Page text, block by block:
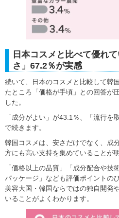
日本コスメと比べて優れ
さ」67.2％が実感
続いて、日本のコスメと比較して韓
たところ「価格が手頃」との回答が
した。
「成分がよい」が43.1％、「流行を
で続きます。
韓国コスメは、安さだけでなく、成
方にも高い支持を集めていることが
「価格以上の品質」「成分配合や技
パッケージ」なども評価ポイントのひ
美容大国・韓国ならではの独自開発
いることがよくわかります。